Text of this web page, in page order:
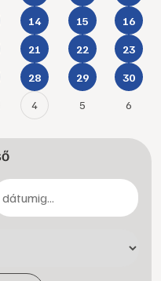
14 15 16
21 22 23
28 29 30
4 5 6